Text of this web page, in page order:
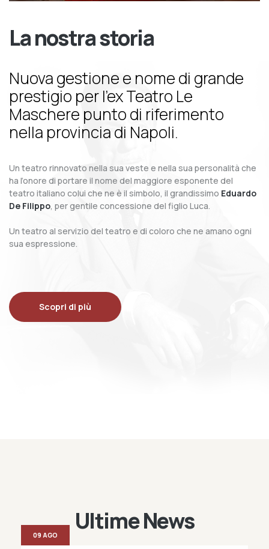
La nostra storia
Nuova gestione e nome di grande
prestigio per l’ex Teatro Le
Maschere punto di riferimento
nella provincia di Napoli.
Un teatro rinnovato nella sua veste e nella sua personalità che
ha l’onore di portare il nome del maggiore esponente del
teatro italiano colui che ne è il simbolo, il grandissimo Eduardo
De Filippo, per gentile concessione del figlio Luca.
Un teatro al servizio del teatro e di coloro che ne amano ogni
sua espressione.
Scopri di più
Ultime News
09 AGO